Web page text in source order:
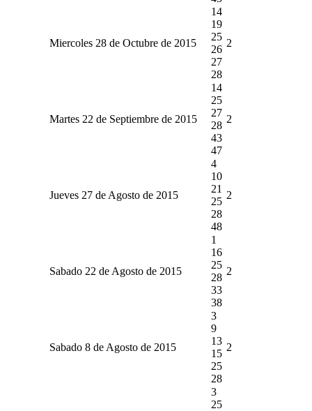
Miercoles 28 de Octubre de 2015
14
19
25
26
27
28
2
Martes 22 de Septiembre de 2015
14
25
27
28
43
47
2
Jueves 27 de Agosto de 2015
4
10
21
25
28
48
2
Sabado 22 de Agosto de 2015
1
16
25
28
33
38
2
Sabado 8 de Agosto de 2015
3
9
13
15
25
28
2
3
25